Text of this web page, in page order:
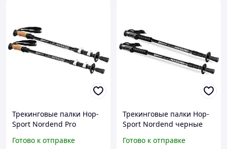
Трекинговые палки Hop-
Sport Nordend Pro
Готово к отправке
Трекинговые палки Hop-
Sport Nordend черные
Готово к отправке